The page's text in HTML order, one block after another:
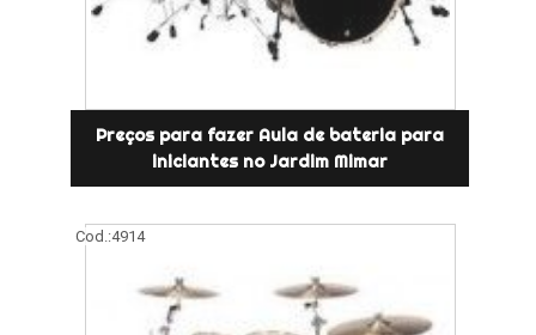
Preços para fazer Aula de bateria para
iniciantes no Jardim Mimar
Cod.:4914